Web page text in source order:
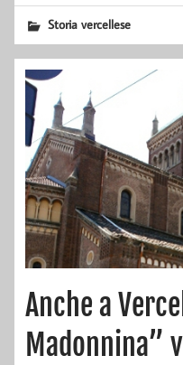
Storia vercellese
Anche a
Madonnina”